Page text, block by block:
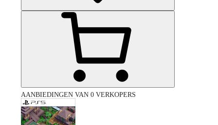
AANBIEDINGEN VAN 0 VERKOPERS